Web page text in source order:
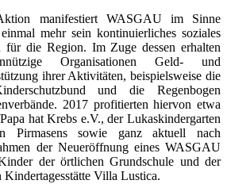
manifestiert WASGAU im Sinne
mehr sein kontinuierliches soziales
für die Region. Im Zuge dessen erhalten
Organisationen Geld- und
ihrer Aktivitäten, beispielsweise die
und die Regenbogen
2017 profitierten hiervon etwa
hat Krebs e.V., der Lukaskindergarten
Pirmasens sowie ganz aktuell nach
der Neueröffnung eines WASGAU
der örtlichen Grundschule und der
Kindertagesstätte Villa Lustica.